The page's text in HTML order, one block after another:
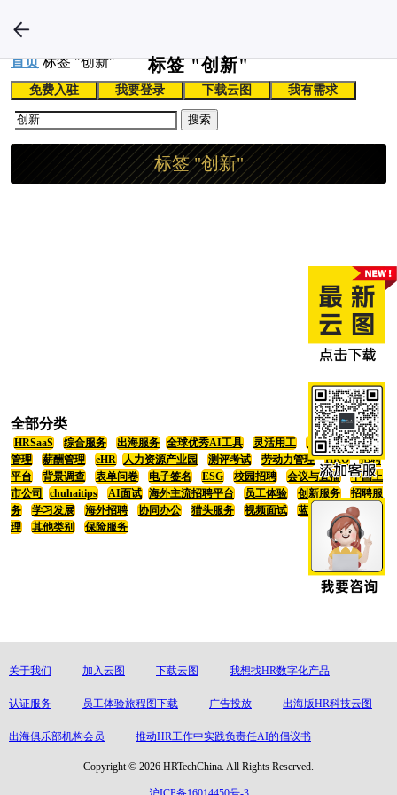
标签 "创新"
首页 标签 "创新"
免费入驻 我要登录 下载云图 我有需求
搜索
标签 "创新"
全部分类
HRSaaS 综合服务 出海服务 全球优秀AI工具 灵活用工 员工福利
招聘
管理
薪酬管理 eHR 人力资源产业园 测评考试 劳动力管理 HRO
招聘
平台
背景调查 表单问卷 电子签名 ESG 校园招聘 会议与直播
中国上
市公司
chuhaitips AI面试 海外主流招聘平台 员工体验 创新服务
招聘服
务
学习发展 海外招聘 协同办公 猎头服务 视频面试 蓝领招聘
绩效管
理
其他类别 保险服务
关于我们 加入云图 下载云图 我想找HR数字化产品
认证服务 员工体验旅程图下载 广告投放 出海版HR科技云图
出海俱乐部机构会员 推动HR工作中实践负责任AI的倡议书
Copyright © 2026 HRTechChina. All Rights Reserved.